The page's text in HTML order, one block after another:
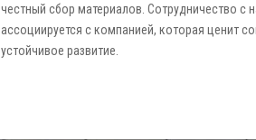
честный сбор материалов. Сотрудничество с
ассоциируется с компанией, которая ценит
устойчивое развитие.